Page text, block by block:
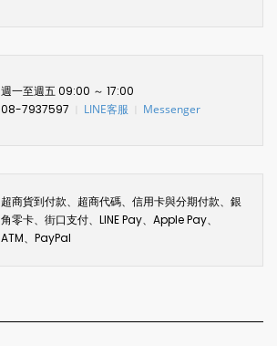
週一至週五 09:00 ～ 17:00
08-7937597
LINE客服 Messenger
超商貨到付款、超商代碼、信用卡與分期付款、銀
角零卡、街口支付、LINE Pay、Apple Pay、
ATM、PayPal